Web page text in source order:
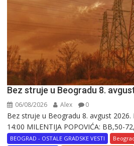
Bez struje u Beogradu 8.
06/08/2026 Alex 0
Bez struje u Beogradu 8. avgust
14:00 MILENTIJA POPOVIĆA: BB,50-
BEOGRAD - OSTALE GRADSKE VESTI